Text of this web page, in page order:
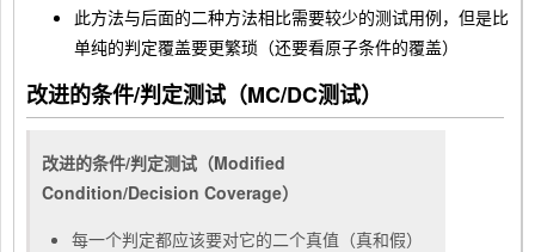
此方法与后面的二种方法相比需要较少的测试用例，但是比
单纯的判定覆盖要更繁琐（还要看原子条件的覆盖）
改进的条件/判定测试（MC/DC测试）
改进的条件/判定测试（Modified
Condition/Decision Coverage）
每一个判定都应该要对它的二个真值（真和假）